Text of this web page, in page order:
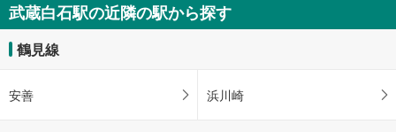
武蔵白石駅の近隣の駅から探す
鶴見線
安善 浜川崎